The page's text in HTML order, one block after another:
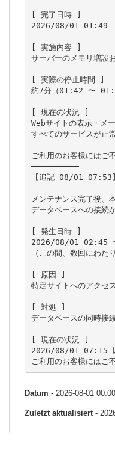
[ 完了日時 ]
2026/08/01 01:49
[ 実施内容 ]
サーバーのメモリ増設
[ 実際の停止時間 ]
約7分（01:42 〜
[ 現在の状況 ]
Webサイトの表示・メ
すべてのサービスが正
ご利用のお客様にはご
──────────
【追記 08/01 07:53】
メンテナンス完了後、
データベースへの接続
[ 発生日時 ]
2026/08/01 02:45
（この間、数回にわ
[ 原因 ]
特定サイトへのアクセ
[ 対処 ]
データベースの同時接
[ 現在の状況 ]
2026/08/01 07:15 以
Datum - 2026-08-01
Zuletzt aktualisiert-